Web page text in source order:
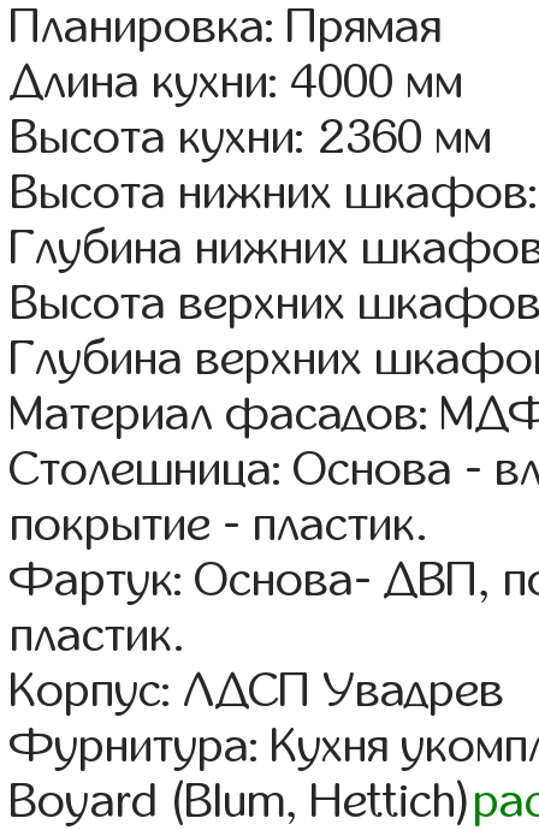
Планировка: Прямая
Длина кухни: 4000 мм
Высота кухни: 2360 мм
Высота нижних
Глубина нижних
Высота верхних
Глубина верхних
Материал фасадов:
Столешница: Основа -
покрытие - пластик.
Фартук: Основа- ДВП,
пластик.
Корпус: ЛДСП Увадрев
Фурнитура: Кухня
Boyard (Blum, Hettich)